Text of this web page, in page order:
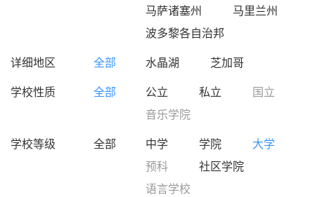
马萨诸塞州
马里兰州
波多黎各自治邦
详细地区
全部 水晶湖
芝加哥
学校性质
全部 公立 私立
国立
音乐学院
学校等级
全部 中学 学院
大学
预科
社区学院
语言学校